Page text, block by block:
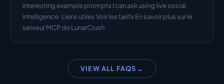
interesting example prompts I can ask using live social
intelligence. Liens utiles Voir les tarifs En savoir plus sur le
serveur MCP de LunarCrush
VIEW ALL FAQS →